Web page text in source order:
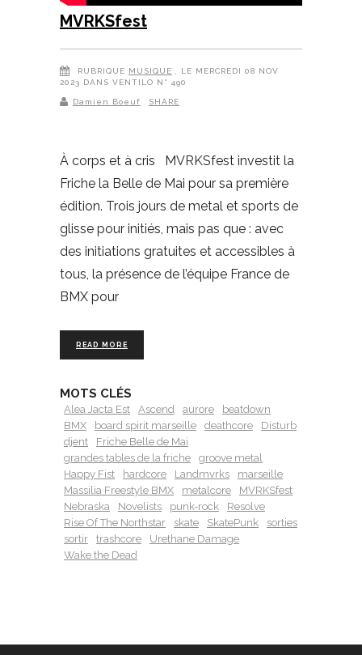
MVRKSfest
RUBRIQUE MUSIQUE
, LE MERCREDI 08 NOV
2023 DANS VENTILO N° 490
Damien Boeuf SHARE
À corps et à cris MVRKSfest investit la
Friche la Belle de Mai pour sa première
édition. Trois jours de metal et sports de
glisse pour initiés, mais pas que : avec
des initiations gratuites et accessibles à
tous, la présence de l’équipe France de
BMX pour
READ MORE
MOTS CLÉS
Alea Jacta Est Ascend aurore
beatdown
BMX
board spirit marseille deathcore
Disturb
djent
Friche Belle de Mai
grandes tables de la friche
groove metal
Happy Fist
hardcore Landmvrks
marseille
Massilia Freestyle BMX
metalcore
MVRKSfest
Nebraska
Novelists punk-rock
Resolve
Rise Of The Northstar
skate SkatePunk
sorties
sortir
trashcore
Urethane Damage
Wake the Dead